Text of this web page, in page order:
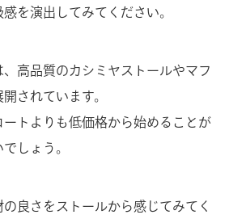
を演出してみてください。
高品質のカシミヤストールやマフ
されています。
トよりも低価格から始めることが
しょう。
良さをストールから感じてみてく